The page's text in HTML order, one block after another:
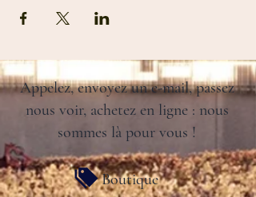
Appelez, envoyez un e-mail, passez
nous voir, achetez en ligne : nous
sommes là pour vous !
Boutique